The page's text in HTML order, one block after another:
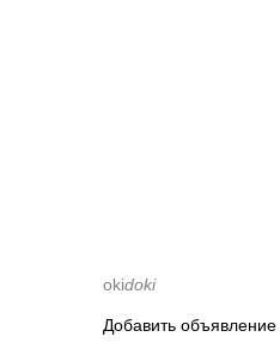
okidoki
Добавить объявление